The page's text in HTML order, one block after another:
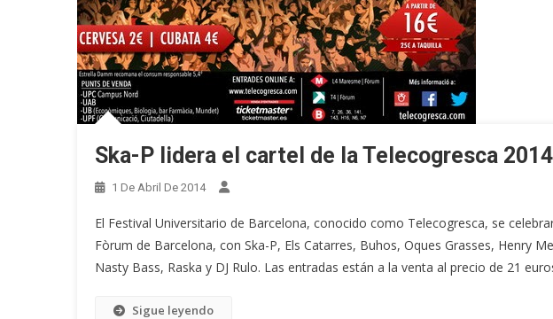
Ska-P lidera el cartel de la Telecogresca 2014
1 De Abril De 2014
El Festival Universitario de Barcelona, conocido como Telecogresca, se
Fòrum de Barcelona, con Ska-P, Els Catarres, Buhos, Oques Grasses, Henry
Nasty Bass, Raska y DJ Rulo. Las entradas están a la venta al precio de 21
Sigue leyendo